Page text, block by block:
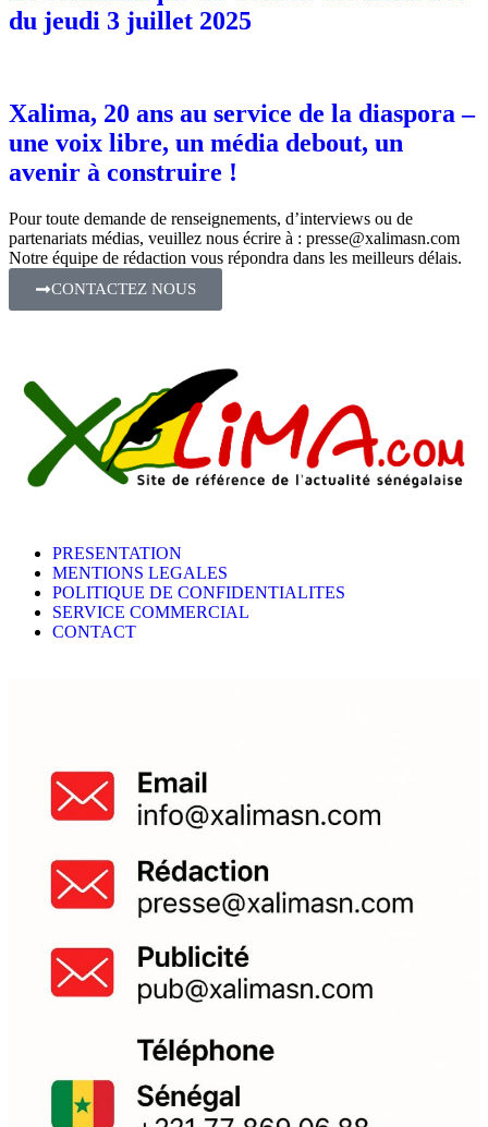
du jeudi 3 juillet 2025
Xalima, 20 ans au service de la diaspora –
une voix libre, un média debout, un
avenir à construire !
Pour toute demande de renseignements, d’interviews ou de
partenariats médias, veuillez nous écrire à : presse@xalimasn.com
Notre équipe de rédaction vous répondra dans les meilleurs délais.
CONTACTEZ NOUS
PRESENTATION
MENTIONS LEGALES
POLITIQUE DE CONFIDENTIALITES
SERVICE COMMERCIAL
CONTACT